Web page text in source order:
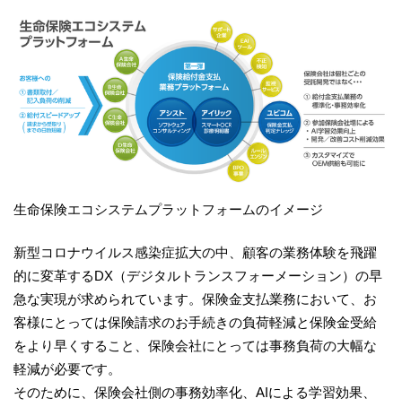
生命保険エコシステムプラットフォームのイメージ
新型コロナウイルス感染症拡大の中、顧客の業務体験を飛躍
的に変革するDX（デジタルトランスフォーメーション）の早
急な実現が求められています。保険金支払業務において、お
客様にとっては保険請求のお手続きの負荷軽減と保険金受給
をより早くすること、保険会社にとっては事務負荷の大幅な
軽減が必要です。
そのために、保険会社側の事務効率化、AIによる学習効果、